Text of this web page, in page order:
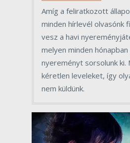
Amíg a feliratkozott
minden hírlevél olvasónk
vesz a havi
melyen minden
nyereményt sorsolunk ki.
kéretlen leveleket, így
nem küldünk.